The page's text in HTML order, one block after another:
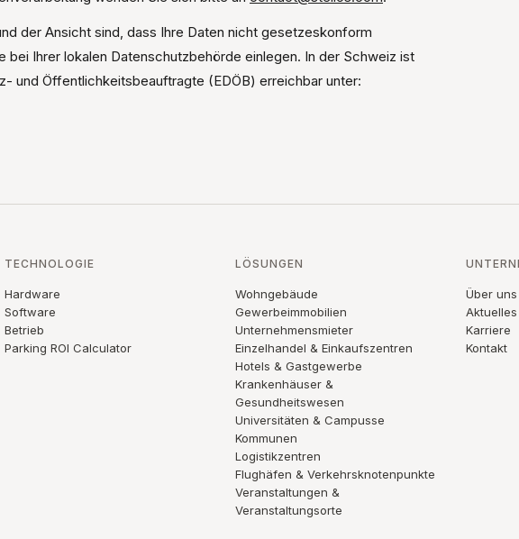
der Ansicht sind, dass Ihre Daten nicht gesetzeskonform
Ihrer lokalen Datenschutzbehörde einlegen. In der Schweiz ist
und Öffentlichkeitsbeauftragte (EDÖB) erreichbar unter:
TECHNOLOGIE
Hardware
Software
Betrieb
Parking ROI Calculator
LÖSUNGEN
Wohngebäude
Gewerbeimmobilien
Unternehmensmieter
Einzelhandel & Einkaufszentren
Hotels & Gastgewerbe
Krankenhäuser &
Gesundheitswesen
Universitäten & Campusse
Kommunen
Logistikzentren
Flughäfen & Verkehrsknotenpunkte
Veranstaltungen &
Veranstaltungsorte
Über uns
Aktuelles
Karriere
Kontakt